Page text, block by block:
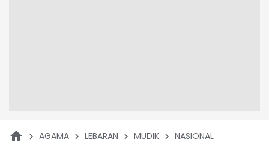
AGAMA LEBARAN MUDIK NASIONAL